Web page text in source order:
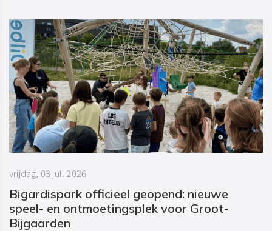
Bigardispark officieel geopend: nieuwe
speel- en ontmoetingsplek voor Groot-
Bijgaarden
vrijdag, 03 jul. 2026